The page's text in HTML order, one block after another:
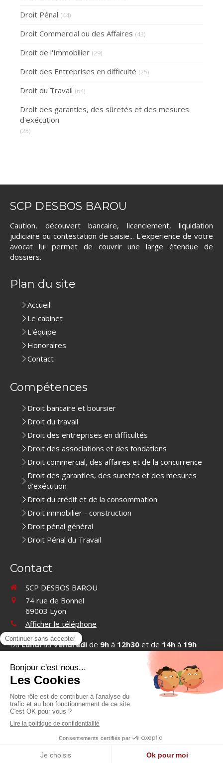
Droit Pénal (44)
Droit Commercial ou des Affaires (43)
Droit de l'Immobilier (29)
Droit des Entreprises en difficulté (25)
Droit du Travail (64)
Droit des garanties, des sûretés et des mesures
d'exécution
(25)
SCP DESBOS BAROU
Caution, découvert bancaire, licenciement, liquidation
judiciaire ou contestation de saisie... L'experience de votre
avocat lui permet de couvrir une large étendue de
dossiers.
Plan du site
Accueil
Le cabinet
L'équipe
Honoraires
Contact
Compétences
Droit bancaire et boursier
Droit du travail
Droit des entreprises en difficultés
Droit des associations et des fondations
Droit commercial, des affaires et de la concurrence
Droit des garanties, des suretés et des mesures
d’exécution
Droit du crédit et de la consommation
Droit immobilier - construction
Droit pénal général
Droit Pénal du Travail
Contact
SCP DESBOS BAROU
74 rue de Bonnel
69003 Lyon
Afficher le téléphone
DuLundiauVendredi de 9h à 12h30 et de 14h à 19h
Contacter SCP DESBOS BAROU
©2019 SCP DESBOS BAROU - Cabinet d'avocats à Lyon
Mentions légales
Création et référencement du site par Simplébo